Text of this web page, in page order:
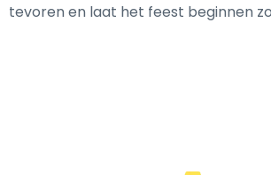
tevoren en laat het feest beginnen